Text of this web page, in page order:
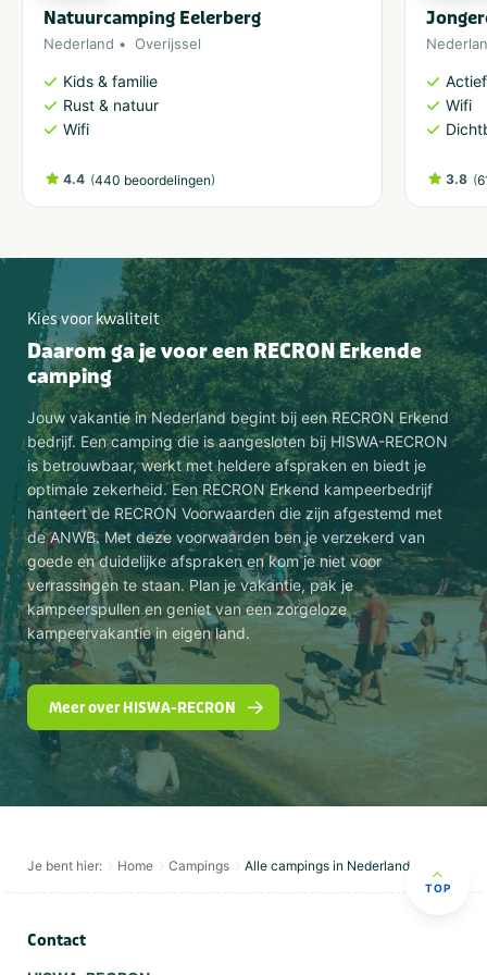
Natuurcamping Eelerberg
Nederland Overijssel
Kids & familie
Rust & natuur
Wifi
4.4 (440 beoordelingen)
Wifi
3.8 (
Kies voor kwaliteit
Daarom ga je voor een RECRON Erkende
camping
Jouw vakantie in Nederland begint bij een RECRON Erkend
bedrijf. Een camping die is aangesloten bij HISWA-RECRON
is betrouwbaar, werkt met heldere afspraken en biedt je
optimale zekerheid. Een RECRON Erkend kampeerbedrijf
hanteert de RECRON Voorwaarden die zijn afgestemd met
de ANWB. Met deze voorwaarden ben je verzekerd van
goede en duidelijke afspraken en kom je niet voor
verrassingen te staan. Plan je vakantie, pak je
kampeerspullen en geniet van een zorgeloze
kampeervakantie in eigen land.
Meer over HISWA-RECRON
Je bent hier: Home Campings Alle campings in Nederland
TOP
Contact